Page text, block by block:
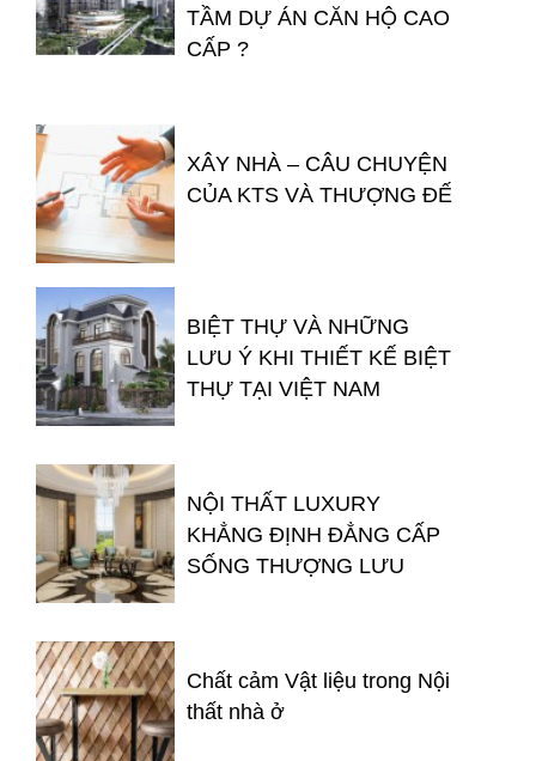
TẦM DỰ ÁN CĂN HỘ CAO
CẤP ?
XÂY NHÀ – CÂU CHUYỆN
CỦA KTS VÀ THƯỢNG ĐẾ
BIỆT THỰ VÀ NHỮNG
LƯU Ý KHI THIẾT KẾ BIỆT
THỰ TẠI VIỆT NAM
NỘI THẤT LUXURY
KHẲNG ĐỊNH ĐẲNG CẤP
SỐNG THƯỢNG LƯU
Chất cảm Vật liệu trong Nội
thất nhà ở